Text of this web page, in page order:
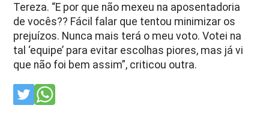
Tereza. “E por que não mexeu na aposentadoria
de vocês?? Fácil falar que tentou minimizar os
prejuízos. Nunca mais terá o meu voto. Votei na
tal ‘equipe’ para evitar escolhas piores, mas já vi
que não foi bem assim”, criticou outra.